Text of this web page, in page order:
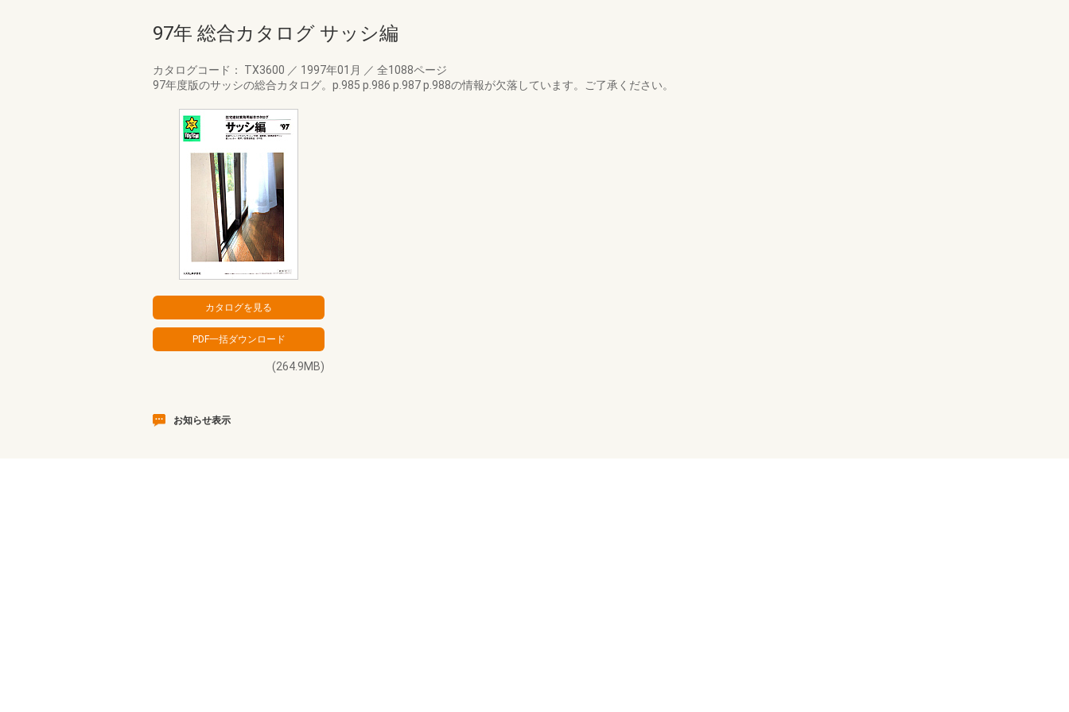
97年 総合カタログ サッシ編
カタログコード： TX3600 ／ 1997年01月 ／ 全1088ページ
97年度版のサッシの総合カタログ。p.985 p.986 p.987 p.988の情報が欠落しています。ご了承ください。
(264.9MB)
お知らせ表示